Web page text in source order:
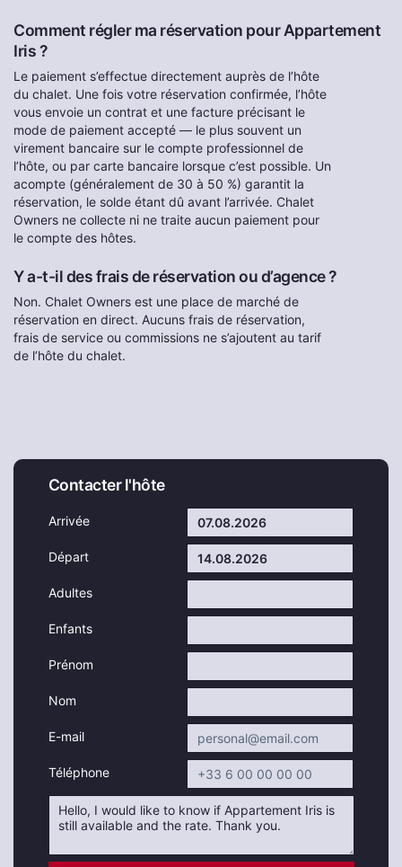
Comment régler ma réservation pour Appartement
Iris ?
Le paiement s’effectue directement auprès de l’hôte
du chalet. Une fois votre réservation confirmée, l’hôte
vous envoie un contrat et une facture précisant le
mode de paiement accepté — le plus souvent un
virement bancaire sur le compte professionnel de
l’hôte, ou par carte bancaire lorsque c’est possible. Un
acompte (généralement de 30 à 50 %) garantit la
réservation, le solde étant dû avant l’arrivée. Chalet
Owners ne collecte ni ne traite aucun paiement pour
le compte des hôtes.
Y a-t-il des frais de réservation ou d’agence ?
Non. Chalet Owners est une place de marché de
réservation en direct. Aucuns frais de réservation,
frais de service ou commissions ne s’ajoutent au tarif
de l’hôte du chalet.
Contacter l'hôte
Arrivée
Départ
Adultes
Enfants
Prénom
Nom
E-mail
Téléphone